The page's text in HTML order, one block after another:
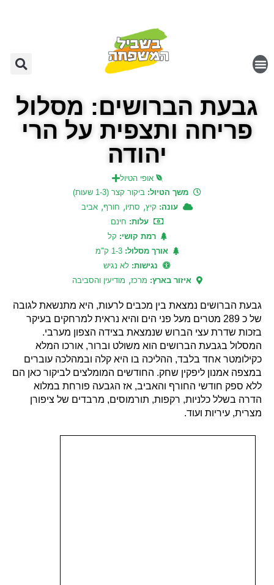
גבעת הברושים: מסלול
פריחה ותצפית על הרי
יהודה
אופי הטיול
משך הטיול: ביקור קצר (1-3 שעות)
עונה: קיץ, סתיו, חורף, אביב
עלות: חינם
רמת קושי: קל
אורך מסלול:1-3 ק"מ
נגישות: לא נגיש
איזור בארץ: מרכז, מודיעין והסביבה
גבעת הברושים נמצאת בין מכבים לרעות, היא מתנשאת לגובה
של כ 289 מטרים מעל פני הים והיא נראית למרחקים בעיקר
בזכות שדרת עצי הברוש שנמצאת בצידה הצפון מערבי.
המסלול בגבעת הברושים הוא משולט וברור, אורכו המלא
כקילומטר אחד בלבד, ההליכה בו היא קלה ובמהלכה עוברים
במצפה אמנון ליפקין שחק. החודשים המומלצים לביקור כאן הם
ללא ספק חודשי החורף והאביב, אז הגבעה פורחת במלוא
הדרה בשלל כלניות, רקפות, תורמוסים, מרבדים של ציפורן
מצרית, עיריות ועוד.